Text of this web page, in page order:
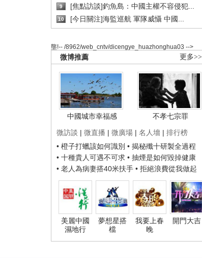
9 [焦點訪談]釣魚島：中國主權不容侵犯...
10 [今日關注]海監巡航 軍隊威懾 中國...
壟!-- /8962/web_cntv/dicengye_huazhonghua03 -->
更多>>
微博推薦
中國城市幸福感
不孝七宗罪
微訪談 | 微直播 | 微廣場 | 名人墻 | 排行榜
• 橙子打蠟該如何識別 • 揭秘殲十研製全過程
• 十種貴人可遇不可求 • 抽煙是如何毀掉健康
• 老人為病妻搭40米扶手 • 拒絕浪費從我做起
美麗中國
濕地行
夢想星搭
檔
我要上春
晚
開門大吉